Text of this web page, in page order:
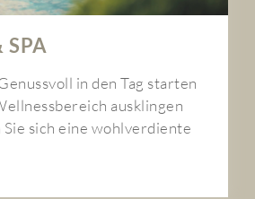
SPA
in den Tag starten
ausklingen
Sie sich eine wohlverdiente